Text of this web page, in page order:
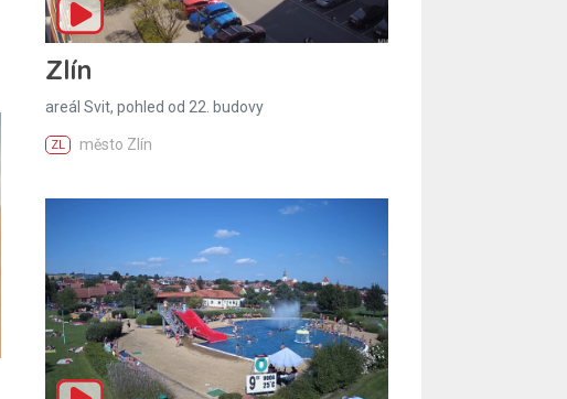
Zlín
areál Svit, pohled od 22. budovy
ZL město Zlín